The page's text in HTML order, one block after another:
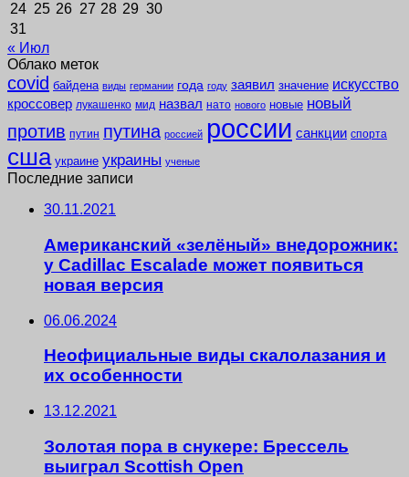
24 25 26 27 28 29 30
31
« Июл
Облако меток
covid байдена виды германии года году заявил значение искусство
кроссовер лукашенко мид назвал нато нового новые новый
против путин путина россией россии санкции спорта
сша украине украины ученые
Последние записи
30.11.2021
Американский «зелёный» внедорожник:
у Cadillac Escalade может появиться
новая версия
06.06.2024
Неофициальные виды скалолазания и
их особенности
13.12.2021
Золотая пора в снукере: Брессель
выиграл Scottish Open